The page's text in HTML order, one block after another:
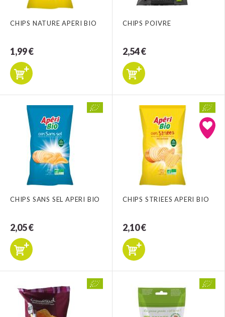
CHIPS NATURE APERI BIO
1,99 €
CHIPS POIVRE
2,54 €
CHIPS SANS SEL APERI BIO
2,05 €
CHIPS STRIEES APERI BIO
2,10 €